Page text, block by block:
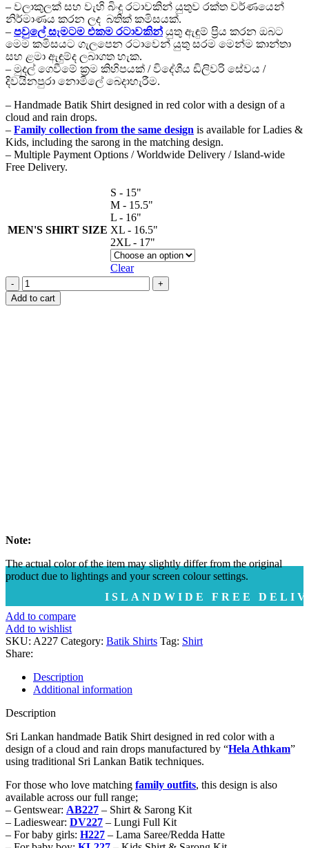
– වලාකුලක් සහ වැහි බිංදු රටාවකින් යුතුව රක්ත වර්ණයෙන්
නිර්මාණය කරන ලද බතික් කමිසයක්.
– පවුලේ සැමටම එකම රටාවකින් යුතු ඇඳුම් ප්‍රිය කරන ඔබට
මෙම කමිසයට ගැලපෙන රටාවෙන් යුතු සරම මෙන්ම කාන්තා
සහ ළමා ඇඳුම්ද ලබාගත හැක.
– මුදල් ගෙවීමේ ක්‍රම කිහිපයක් / විදේශීය ඩිලිවරි සේවය /
දිවයිනපුරා නොමිලේ බෙදාහැරීම.
– Handmade Batik Shirt designed in red color with a design of a
cloud and rain drops.
– Family collection from the same design is available for Ladies &
Kids, including the sarong in the matching design.
– Multiple Payment Options / Worldwide Delivery / Island-wide
Free Delivery.
MEN'S SHIRT SIZE
S - 15"
M - 15.5"
L - 16"
XL - 16.5"
2XL - 17"
Clear
Handmade
Batik
Shirt
Add to cart
Note:
The actual color of the item may slightly differ from the original
product due to lightings and your screen colour settings.
ISLANDWIDE FREE
Add to compare
Add to wishlist
SKU: A227 Category: Batik Shirts Tag: Shirt
Share:
Description
Additional information
Description
Sri Lankan handmade Batik Shirt designed in red color with a
design of a cloud and rain drops manufactured by “Hela Athkam”
using traditional Sri Lankan Batik techniques.
For those who love matching family outfits, this design is also
available across our full range;
– Gentswear: AB227 – Shirt & Sarong Kit
– Ladieswear: DV227 – Lungi Full Kit
– For baby girls: H227 – Lama Saree/Redda Hatte